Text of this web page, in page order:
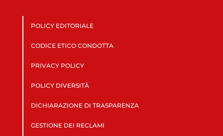
POLICY EDITORIALE
CODICE ETICO CONDOTTA
PRIVACY POLICY
POLICY DIVERSITÀ
DICHIARAZIONE DI TRASPARENZA
GESTIONE DEI RECLAMI